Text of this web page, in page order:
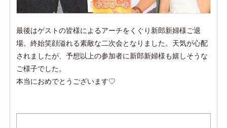
最後はゲストの皆様によるアーチをくぐり新郎新婦様ご退
場。終始笑顔溢れる素敵な二次会となりました。天気が心配
されましたが、予想以上の参加者に新郎新婦様も嬉しそうな
ご様子でした。
本当におめでとうございます♡